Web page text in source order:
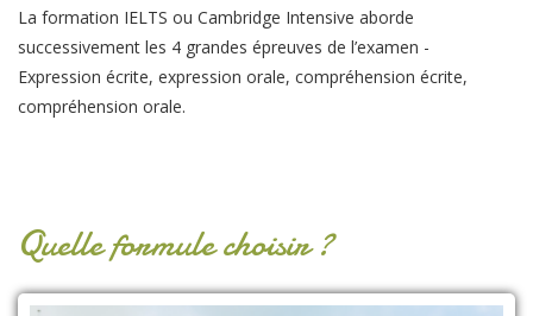
La formation IELTS ou Cambridge Intensive aborde
successivement les 4 grandes épreuves de l’examen -
Expression écrite, expression orale, compréhension écrite,
compréhension orale.
Quelle formule choisir ?